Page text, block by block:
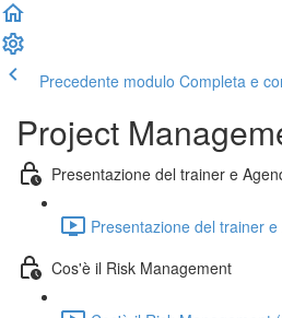
Precedente modulo Completa e
Project
Presentazione del trainer e
Presentazione del trainer
Cos'è il Risk Management